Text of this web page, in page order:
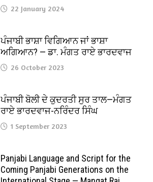
22 January 2024
ਪੰਜਾਬੀ ਭਾਸ਼ਾ ਵਿਗਿਆਨ ਜਾਂ ਭਾਸ਼ਾ
ਅਗਿਆਨ? — ਡਾ. ਮੰਗਤ ਰਾਏ ਭਾਰਦਵਾਜ
26 October 2023
ਪੰਜਾਬੀ ਬੋਲੀ ਦੇ ਕੁਦਰਤੀ ਸੁਰ ਤਾਲ—ਮੰਗਤ
ਰਾਏ ਭਾਰਦਵਾਜ-ਨਰਿੰਦਰ ਸਿੰਘ
1 September 2023
Panjabi Language and Script for the
Coming Panjabi Generations on the